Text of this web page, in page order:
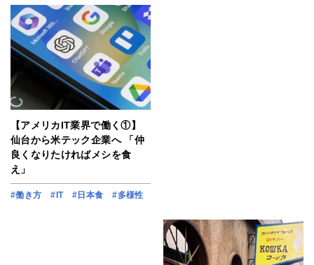
【アメリカIT業界で働く①】
仙台から米テック企業へ 「仲
良くなりたければメシを食
え」
#働き方 #IT #日本食 #多様性